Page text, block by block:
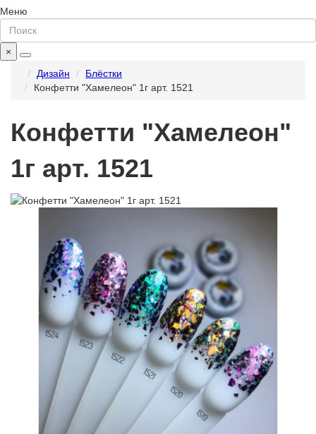
Меню
×
Дизайн
Блёстки
Конфетти "Хамелеон" 1г арт. 1521
Конфетти "Хамелеон"
1г арт. 1521